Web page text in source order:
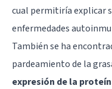
cual permitiría explicar
enfermedades
También se ha
pardeamiento de la
expresión de la